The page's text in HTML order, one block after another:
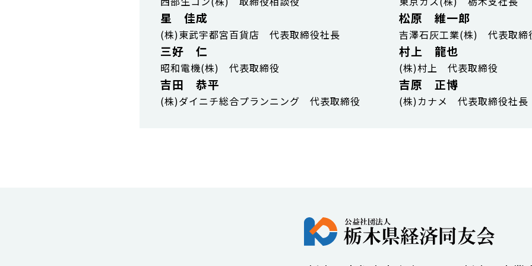
星 佳成
(株)東武宇都宮百貨店 代表取締役社長
松原 維一郎
吉澤石灰工業(株) 代表取締
三好 仁
昭和電機(株) 代表取締役
村上 龍也
(株)村上 代表取締役
吉田 恭平
(株)ダイニチ総合プランニング 代表取締役
吉原 正博
(株)カナメ 代表取締役社長